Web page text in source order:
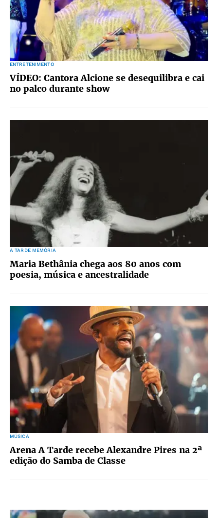
ENTRETENIMENTO
VÍDEO: Cantora Alcione se desequilibra e cai
no palco durante show
A TARDE MEMÓRIA
Maria Bethânia chega aos 80 anos com
poesia, música e ancestralidade
MÚSICA
Arena A Tarde recebe Alexandre Pires na 2ª
edição do Samba de Classe